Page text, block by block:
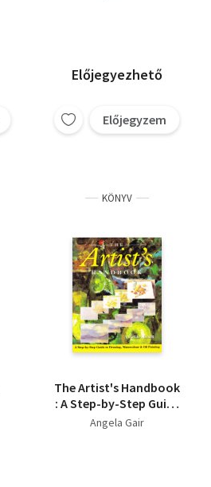
Előjegyezhető
Előjegyzem
KÖNYV
The Artist's Handbook
: A Step-by-Step Guide
to Drawing,
Angela Gair